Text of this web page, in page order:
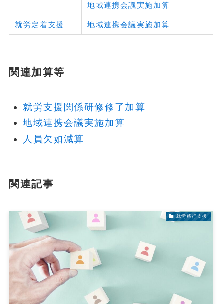
地域連携会議実施加算
就労定着支援 地域連携会議実施加算
関連加算等
就労支援関係研修修了加算
地域連携会議実施加算
人員欠如減算
関連記事
就労移行支援